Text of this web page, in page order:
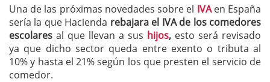
Una de las próximas novedades sobre el IVAen España
sería la que Hacienda rebajara el IVA de los comedores
escolares al que llevan a sus hijos, esto será revisado
ya que dicho sector queda entre exento o tributa al
10% y hasta el 21% según los que presten el servicio de
comedor.